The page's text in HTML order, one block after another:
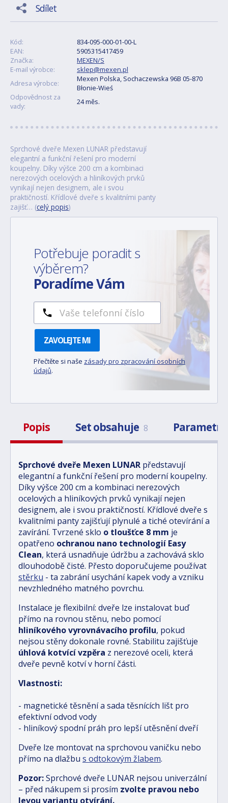
Sdílet
Kód:
834-095-000-01-00-L
EAN:
5905315417459
Značka:
MEXEN/S
E-mail výrobce:
sklep@mexen.pl
Adresa výrobce:
Mexen Polska, Sochaczewska 96B 05-870
Błonie-Wieś
Odpovědnost za
vady:
24 měs.
Sprchové dveře Mexen LUNAR představují
elegantní a funkční řešení pro moderní
koupelny. Díky výšce 200 cm a kombinaci
nerezových ocelových a hliníkových prvků
vynikají nejen designem, ale i svou
praktičností. Křídlové dveře s kvalitními panty
zajišť… (celý popis)
Potřebuje poradit s
výběrem?
Poradíme Vám
ZAVOLEJTE MI
Přečtěte si naše zásady pro zpracování osobních
údajů.
Popis Set obsahuje 8 Parametry
Sprchové dveře Mexen LUNAR představují
elegantní a funkční řešení pro moderní koupelny.
Díky výšce 200 cm a kombinaci nerezových
ocelových a hliníkových prvků vynikají nejen
designem, ale i svou praktičností. Křídlové dveře s
kvalitními panty zajišťují plynulé a tiché otevírání a
zavírání. Tvrzené sklo o tloušťce 8 mm je
opatřeno ochranou nano technologií Easy
Clean, která usnadňuje údržbu a zachovává sklo
dlouhodobě čisté. Přesto doporučujeme používat
stěrku - ta zabrání usychání kapek vody a vzniku
nevzhledného matného povrchu.
Instalace je flexibilní: dveře lze instalovat buď
přímo na rovnou stěnu, nebo pomocí
hliníkového vyrovnávacího profilu, pokud
nejsou stěny dokonale rovné. Stabilitu zajišťuje
úhlová kotvící vzpěra z nerezové oceli, která
dveře pevně kotví v horní části.
Vlastnosti:
- magnetické těsnění a sada těsnících lišt pro
efektivní odvod vody
- hliníkový spodní práh pro lepší utěsnění dveří
Dveře lze montovat na sprchovou vaničku nebo
přímo na dlažbu s odtokovým žlabem.
Pozor:Sprchové dveře LUNAR nejsou univerzální
– před nákupem si prosím zvolte pravou nebo
levou variantu otvírání.